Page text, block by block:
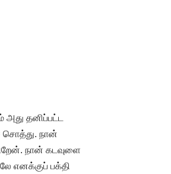
தனிப்பட்ட
சொத்து. நான்
நான் கடவுளை
எனக்குப் பக்தி